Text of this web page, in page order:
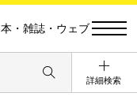
本・雑誌・ウェブ
詳細検索